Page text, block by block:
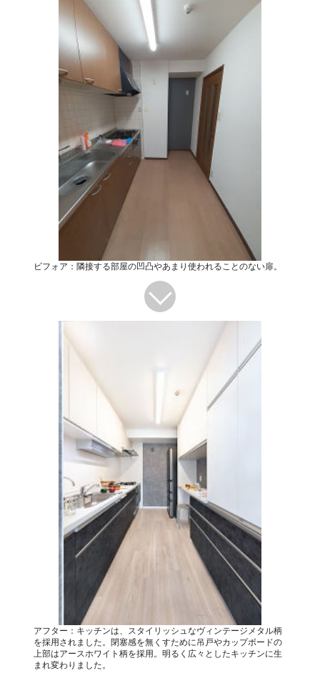
ビフォア：隣接する部屋の凹凸やあまり使われることのない扉。
アフター：キッチンは、スタイリッシュなヴィンテージメタル柄
を採用されました。閉塞感を無くすために吊戸やカップボードの
上部はアースホワイト柄を採用。明るく広々としたキッチンに生
まれ変わりました。